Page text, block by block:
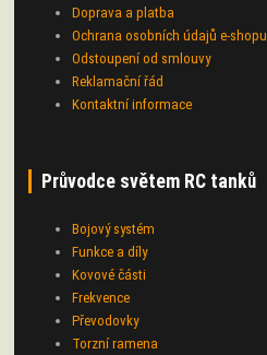
Doprava a platba
Ochrana osobních údajů e-shopu
Odstoupení od smlouvy
Reklamační řád
Kontaktní informace
Průvodce světem RC tanků
Bojový systém
Funkce a díly
Kovové části
Frekvence
Převodovky
Torzní ramena